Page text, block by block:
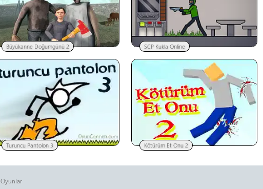
Büyükanne Doğumgünü 2 SCP Kukla Online
Turuncu Pantolon 3 Kötürüm Et Onu 2
Oyunlar